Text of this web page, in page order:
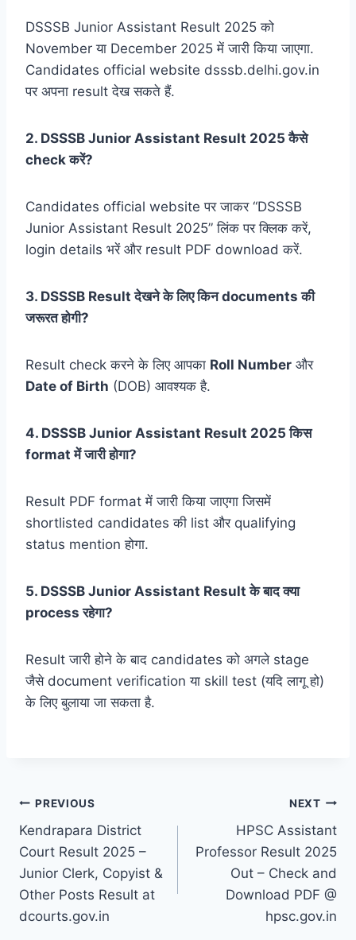
DSSSB Junior Assistant Result 2025 को
November या December 2025 में जारी किया जाएगा.
Candidates official website dsssb.delhi.gov.in
पर अपना result देख सकते हैं.
2. DSSSB Junior Assistant Result 2025 कैसे
check करें?
Candidates official website पर जाकर “DSSSB
Junior Assistant Result 2025” लिंक पर क्लिक करें,
login details भरें और result PDF download करें.
3. DSSSB Result देखने के लिए किन documents की
जरूरत होगी?
Result check करने के लिए आपका Roll Number और
Date of Birth (DOB) आवश्यक है.
4. DSSSB Junior Assistant Result 2025 किस
format में जारी होगा?
Result PDF format में जारी किया जाएगा जिसमें
shortlisted candidates की list और qualifying
status mention होगा.
5. DSSSB Junior Assistant Result के बाद क्या
process रहेगा?
Result जारी होने के बाद candidates को अगले stage
जैसे document verification या skill test (यदि लागू हो)
के लिए बुलाया जा सकता है.
Post
navigation
PREVIOUS
Kendrapara District
Court Result 2025 –
Junior Clerk, Copyist &
Other Posts Result at
dcourts.gov.in
NEXT
HPSC Assistant
Professor Result 2025
Out – Check and
Download PDF @
hpsc.gov.in